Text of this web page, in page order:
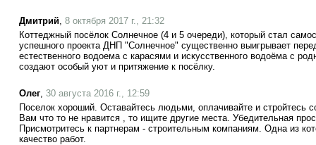
Дмитрий, 8 октября 2017 г., 21:32
Коттеджный посёлок Солнечное (4 и 5 очереди), который стал
успешного проекта ДНП "Солнечное" существенно выигрывает
естественного водоема с карасями и искусственного водоёма с
создают особый уют и притяжение к посёлку.
Олег, 30 августа 2016 г., 12:59
Поселок хороший. Оставайтесь людьми, оплачивайте и стройтесь
Вам что то не нравится , то ищите другие места. Убедительная
Присмотритесь к партнерам - строительным компаниям. Одна из
качество работ.